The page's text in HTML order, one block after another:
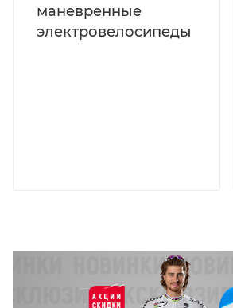
маневренные
электровелосипеды